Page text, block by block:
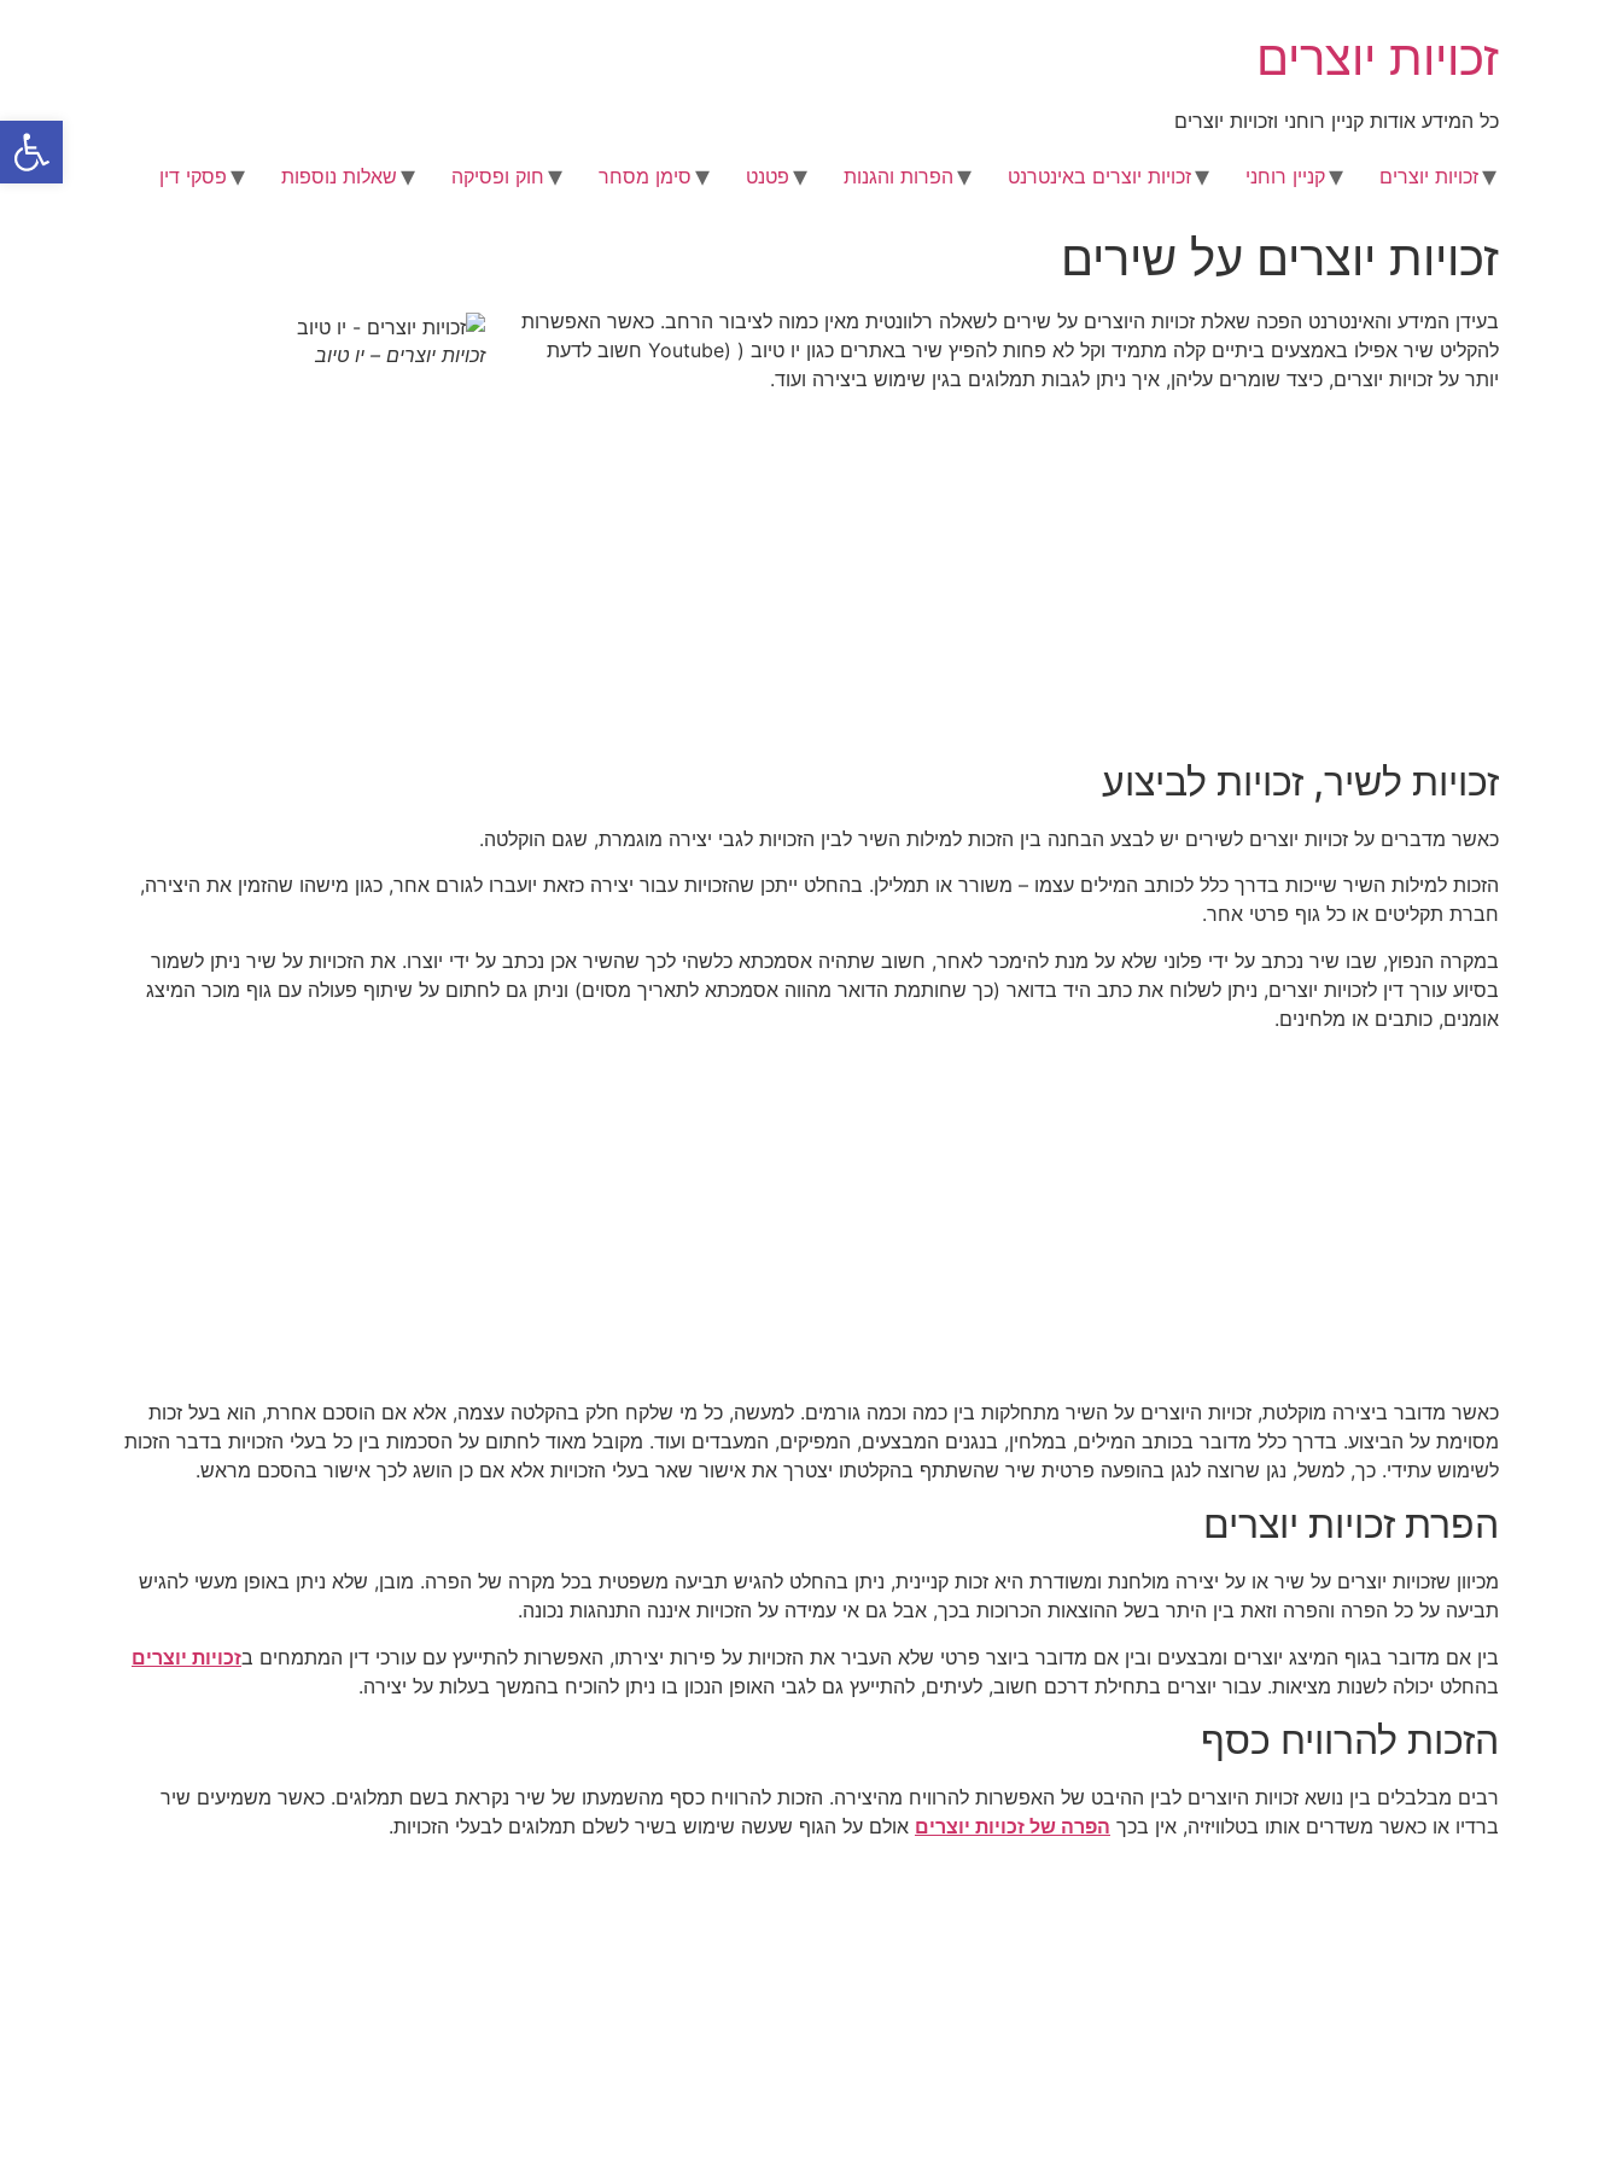
פתח
זכויות יוצרים
כל המידע אודות קניין רוחני וזכויות יוצרים
זכויות יוצרים קניין רוחני זכויות יוצרים באינטרנט הפרות והגנות פטנט סימן מסחר חוק ופסיקה שאלות נוספות פסקי דין
זכויות יוצרים על שירים
זכויות יוצרים – יו טיוב
בעידן המידע והאינטרנט הפכה שאלת זכויות היוצרים על שירים לשאלה רלוונטית מאין כמוה לציבור הרחב. כאשר האפשרות
להקליט שיר אפילו באמצעים ביתיים קלה מתמיד וקל לא פחות להפיץ שיר באתרים כגון יו טיוב ( (Youtube חשוב לדעת
יותר על זכויות יוצרים, כיצד שומרים עליהן, איך ניתן לגבות תמלוגים בגין שימוש ביצירה ועוד.
זכויות לשיר, זכויות לביצוע
כאשר מדברים על זכויות יוצרים לשירים יש לבצע הבחנה בין הזכות למילות השיר לבין הזכויות לגבי יצירה מוגמרת, שגם הוקלטה.
הזכות למילות השיר שייכות בדרך כלל לכותב המילים עצמו – משורר או תמלילן. בהחלט ייתכן שהזכויות עבור יצירה כזאת יועברו לגורם אחר, כגון מישהו שהזמין את היצירה,
חברת תקליטים או כל גוף פרטי אחר.
במקרה הנפוץ, שבו שיר נכתב על ידי פלוני שלא על מנת להימכר לאחר, חשוב שתהיה אסמכתא כלשהי לכך שהשיר אכן נכתב על ידי יוצרו. את הזכויות על שיר ניתן לשמור
בסיוע עורך דין לזכויות יוצרים, ניתן לשלוח את כתב היד בדואר (כך שחותמת הדואר מהווה אסמכתא לתאריך מסוים) וניתן גם לחתום על שיתוף פעולה עם גוף מוכר המיצג
אומנים, כותבים או מלחינים.
כאשר מדובר ביצירה מוקלטת, זכויות היוצרים על השיר מתחלקות בין כמה וכמה גורמים. למעשה, כל מי שלקח חלק בהקלטה עצמה, אלא אם הוסכם אחרת, הוא בעל זכות
מסוימת על הביצוע. בדרך כלל מדובר בכותב המילים, במלחין, בנגנים המבצעים, המפיקים, המעבדים ועוד. מקובל מאוד לחתום על הסכמות בין כל בעלי הזכויות בדבר הזכות
לשימוש עתידי. כך, למשל, נגן שרוצה לנגן בהופעה פרטית שיר שהשתתף בהקלטתו יצטרך את אישור שאר בעלי הזכויות אלא אם כן הושג לכך אישור בהסכם מראש.
הפרת זכויות יוצרים
מכיוון שזכויות יוצרים על שיר או על יצירה מולחנת ומשודרת היא זכות קניינית, ניתן בהחלט להגיש תביעה משפטית בכל מקרה של הפרה. מובן, שלא ניתן באופן מעשי להגיש
תביעה על כל הפרה והפרה וזאת בין היתר בשל ההוצאות הכרוכות בכך, אבל גם אי עמידה על הזכויות איננה התנהגות נכונה.
בין אם מדובר בגוף המיצג יוצרים ומבצעים ובין אם מדובר ביוצר פרטי שלא העביר את הזכויות על פירות יצירתו, האפשרות להתייעץ עם עורכי דין המתמחים בזכויות יוצרים
בהחלט יכולה לשנות מציאות. עבור יוצרים בתחילת דרכם חשוב, לעיתים, להתייעץ גם לגבי האופן הנכון בו ניתן להוכיח בהמשך בעלות על יצירה.
הזכות להרוויח כסף
רבים מבלבלים בין נושא זכויות היוצרים לבין ההיבט של האפשרות להרוויח מהיצירה. הזכות להרוויח כסף מהשמעתו של שיר נקראת בשם תמלוגים. כאשר משמיעים שיר
ברדיו או כאשר משדרים אותו בטלוויזיה, אין בכך הפרה של זכויות יוצרים אולם על הגוף שעשה שימוש בשיר לשלם תמלוגים לבעלי הזכויות.